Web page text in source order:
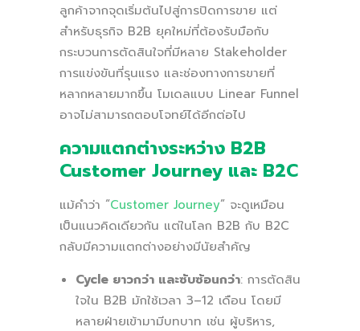
ลูกค้าจากจุดเริ่มต้นไปสู่การปิดการขาย แต่
สำหรับธุรกิจ B2B ยุคใหม่ที่ต้องรับมือกับ
กระบวนการตัดสินใจที่มีหลาย Stakeholder
การแข่งขันที่รุนแรง และช่องทางการขายที่
หลากหลายมากขึ้น โมเดลแบบ Linear Funnel
อาจไม่สามารถตอบโจทย์ได้อีกต่อไป
ความแตกต่างระหว่าง B2B
Customer Journey และ B2C
แม้คำว่า “Customer Journey” จะดูเหมือน
เป็นแนวคิดเดียวกัน แต่ในโลก B2B กับ B2C
กลับมีความแตกต่างอย่างมีนัยสำคัญ
Cycle ยาวกว่า และซับซ้อนกว่า: การตัดสิน
ใจใน B2B มักใช้เวลา 3–12 เดือน โดยมี
หลายฝ่ายเข้ามามีบทบาท เช่น ผู้บริหาร,